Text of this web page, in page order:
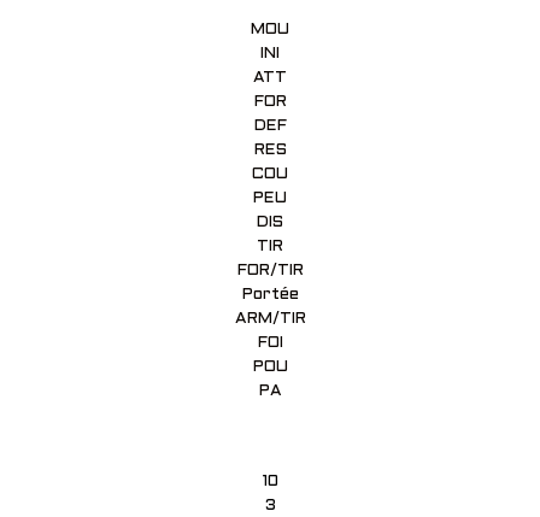
MOU
INI
ATT
FOR
DEF
RES
COU
PEU
DIS
TIR
FOR/TIR
Portée
ARM/TIR
FOI
POU
PA
10
3